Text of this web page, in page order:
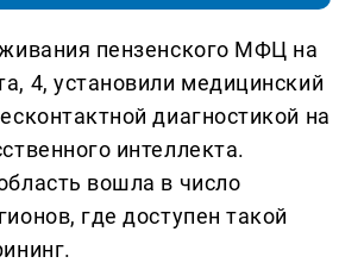
пензенского МФЦ на
4, установили медицинский
диагностикой на
интеллекта.
вошла в число
где доступен такой